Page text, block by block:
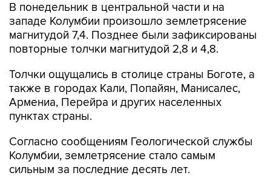
В понедельник в центральной части и на
западе Колумбии произошло землетрясение
магнитудой 7,4. Позднее были зафиксированы
повторные толчки магнитудой 2,8 и 4,8.
Толчки ощущались в столице страны Боготе, а
также в городах Кали, Попайян, Манисалес,
Армениа, Перейра и других населенных
пунктах страны.
Согласно сообщениям Геологической службы
Колумбии, землетрясение стало самым
сильным за последние десять лет.